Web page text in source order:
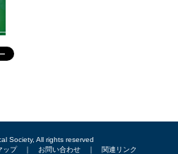
Society, All rights reserved
ップ｜ お問い合わせ ｜ 関連リンク